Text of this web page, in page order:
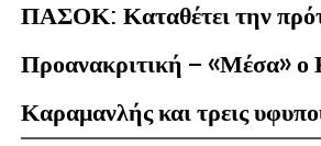
ΠΑΣΟΚ: Καταθέτει την
Προανακριτική – «Μέσα» ο
Καραμανλής και τρεις